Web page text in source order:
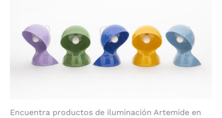
Encuentra productos de iluminación Artemide en